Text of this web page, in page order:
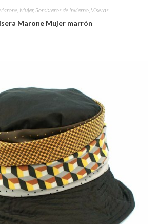
, Mujer, Sombreros de Invierno, Viseras
Marone Mujer marrón